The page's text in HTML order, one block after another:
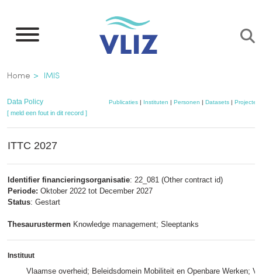
naar
inhoud
gaan
Kruimelpad
Home IMIS
Data Policy Publicaties | Instituten | Personen | Datasets | Projecten
[ meld een fout in dit record ]
ITTC 2027
Identifier financieringsorganisatie: 22_081 (Other contract id)
Periode: Oktober 2022 tot December 2027
Status: Gestart
Thesaurustermen Knowledge management; Sleeptanks
Instituut
Vlaamse overheid; Beleidsdomein Mobiliteit en Openbare Werken;